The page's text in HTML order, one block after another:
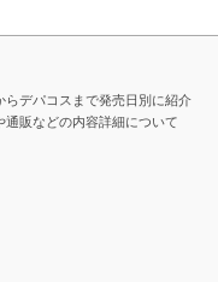
らデパコスまで発売日別に紹介
通販などの内容詳細について